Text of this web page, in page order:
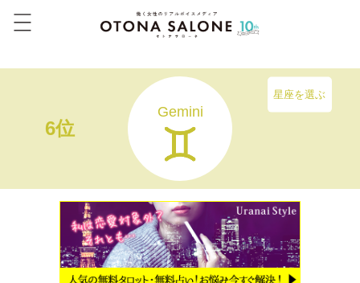
6位
Gemini
星座を選ぶ